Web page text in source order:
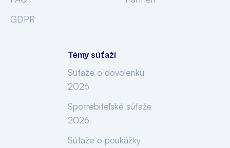
GDPR
Témy súťaží
Súťaže o dovolenku
2026
Spotrebiteľské súťaže
2026
Súťaže o poukážky